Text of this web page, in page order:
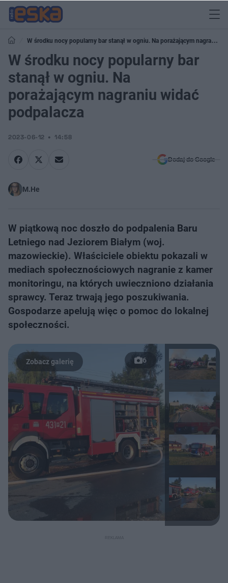
W środku nocy popularny bar stanął w ogniu. Na porażającym nagraniu
widać podpalacza
W środku nocy popularny bar
stanął w ogniu. Na
porażającym nagraniu widać
podpalacza
2023-06-12 14:58
Dodaj do Google
M.He
W piątkową noc doszło do podpalenia Baru
Letniego nad Jeziorem Białym (woj.
mazowieckie). Właściciele obiektu pokazali w
mediach społecznościowych nagranie z kamer
monitoringu, na których uwieczniono działania
sprawcy. Teraz trwają jego poszukiwania.
Gospodarze apelują więc o pomoc do lokalnej
społeczności.
6